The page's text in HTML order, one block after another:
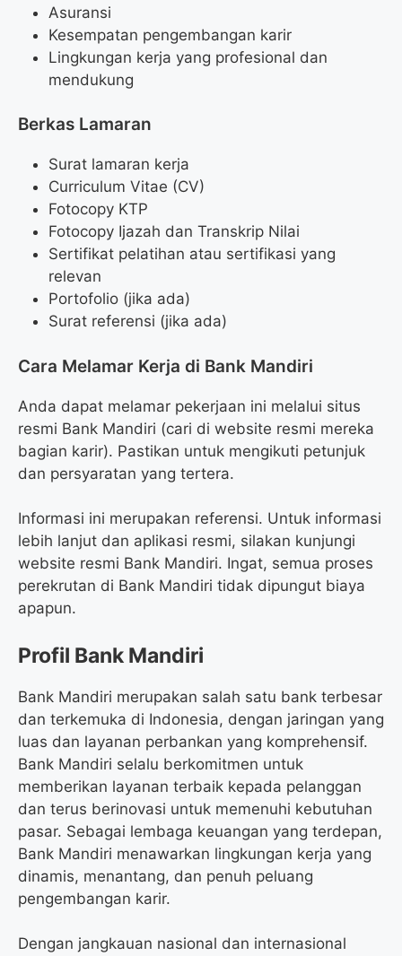
Asuransi
Kesempatan pengembangan karir
Lingkungan kerja yang profesional dan
mendukung
Berkas Lamaran
Surat lamaran kerja
Curriculum Vitae (CV)
Fotocopy KTP
Fotocopy Ijazah dan Transkrip Nilai
Sertifikat pelatihan atau sertifikasi yang
relevan
Portofolio (jika ada)
Surat referensi (jika ada)
Cara Melamar Kerja di Bank Mandiri
Anda dapat melamar pekerjaan ini melalui situs
resmi Bank Mandiri (cari di website resmi mereka
bagian karir). Pastikan untuk mengikuti petunjuk
dan persyaratan yang tertera.
Informasi ini merupakan referensi. Untuk informasi
lebih lanjut dan aplikasi resmi, silakan kunjungi
website resmi Bank Mandiri. Ingat, semua proses
perekrutan di Bank Mandiri tidak dipungut biaya
apapun.
Profil Bank Mandiri
Bank Mandiri merupakan salah satu bank terbesar
dan terkemuka di Indonesia, dengan jaringan yang
luas dan layanan perbankan yang komprehensif.
Bank Mandiri selalu berkomitmen untuk
memberikan layanan terbaik kepada pelanggan
dan terus berinovasi untuk memenuhi kebutuhan
pasar. Sebagai lembaga keuangan yang terdepan,
Bank Mandiri menawarkan lingkungan kerja yang
dinamis, menantang, dan penuh peluang
pengembangan karir.
Dengan jangkauan nasional dan internasional